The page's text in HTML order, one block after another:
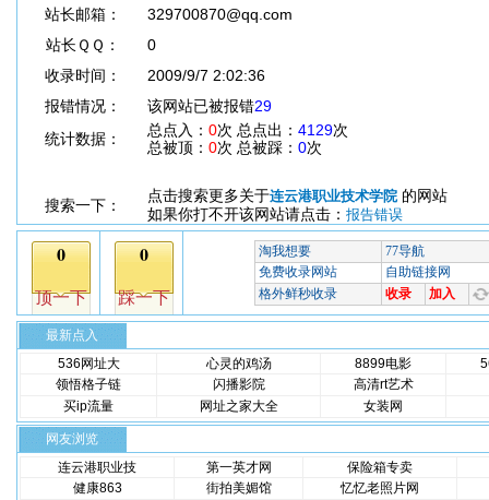
站长邮箱：
329700870@qq.com
站长ＱＱ：
0
收录时间：
2009/9/7 2:02:36
报错情况：
该网站已被报错29
统计数据：
总点入： 0次 总点出： 4129次
总被顶： 0次 总被踩： 0次
搜索一下：
点击搜索更多关于连云港职业技术学院 的网站
如果你打不开该网站请点击： 报告错误
最新点入
536网址大
心灵的鸡汤 8899电影
领悟格子链
闪播影院
高清rt艺术
买ip流量
网址之家大全 女装网
网友浏览
连云港职业技
第一英才网
保险箱专卖
健康863
街拍美媚馆
忆忆老照片网